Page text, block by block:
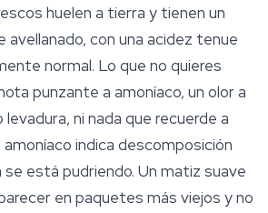
huelen a tierra y tienen un
con una acidez tenue
normal. Lo que no quieres
punzante a amoníaco, un olor a
ni nada que recuerde a
indica descomposición
está pudriendo. Un matiz suave
en paquetes más viejos y no